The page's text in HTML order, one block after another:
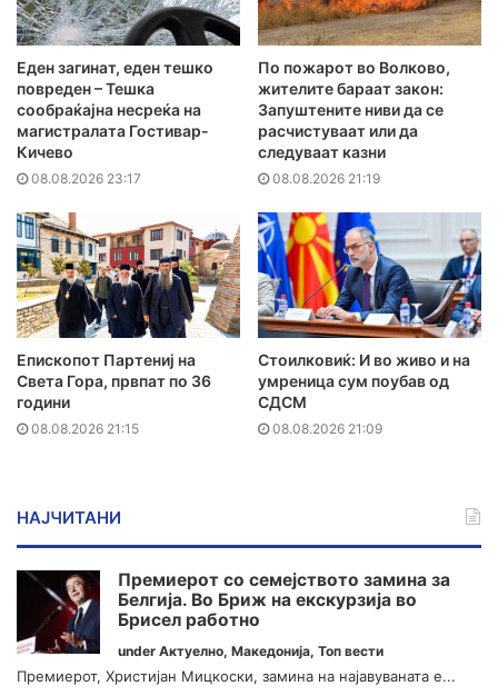
Еден загинат, еден тешко
повреден – Тешка
сообраќајна несреќа на
магистралата Гостивар-
Кичево
08.08.2026 23:17
По пожарот во Волково,
жителите бараат закон:
Запуштените ниви да се
расчистуваат или да
следуваат казни
08.08.2026 21:19
Епископот Партениј на
Света Гора, првпат по 36
години
08.08.2026 21:15
Стоилковиќ: И во живо и на
умреница сум поубав од
СДСМ
08.08.2026 21:09
НАЈЧИТАНИ
Премиерот со семејството замина за
Белгија. Во Бриж на екскурзија во
Брисел работно
under Актуелно, Македонија, Топ вести
Премиерот, Христијан Мицкоски, замина на најавуваната е...